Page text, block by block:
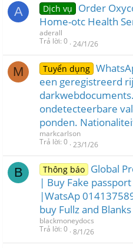
A Dịch vụ
Order
Home-otc Health
aderall
Trả lời 0 24/1/26
M Tuyển dụng
een geregistreerd
ondetecteerbare
ponden.
markcarlson
Trả lời 0 23/1/26
B Thông báo Global
| Buy Fake
|WatsAp
buy Fullz and
blackmoneydocs
Trả lời 0 8/1/26